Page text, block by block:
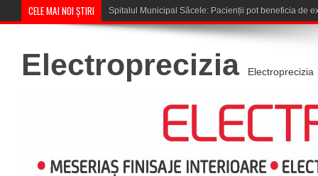
CELE MAI NOI ȘTIRI Cupa României: CSM Săcele întâlnește Co
Electroprecizia Electroprecizia